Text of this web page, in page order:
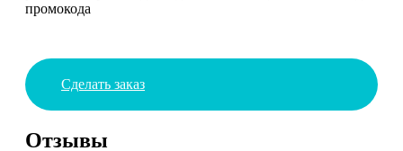
промокода
Сделать заказ
Отзывы